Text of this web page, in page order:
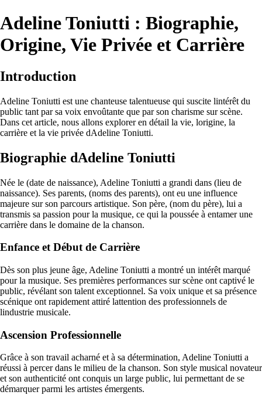
Adeline Toniutti : Biographie,
Origine, Vie Privée et Carrière
Introduction
Adeline Toniutti est une chanteuse talentueuse qui suscite lintérêt du
public tant par sa voix envoûtante que par son charisme sur scène.
Dans cet article, nous allons explorer en détail la vie, lorigine, la
carrière et la vie privée dAdeline Toniutti.
Biographie dAdeline Toniutti
Née le (date de naissance), Adeline Toniutti a grandi dans (lieu de
naissance). Ses parents, (noms des parents), ont eu une influence
majeure sur son parcours artistique. Son père, (nom du père), lui a
transmis sa passion pour la musique, ce qui la poussée à entamer une
carrière dans le domaine de la chanson.
Enfance et Début de Carrière
Dès son plus jeune âge, Adeline Toniutti a montré un intérêt marqué
pour la musique. Ses premières performances sur scène ont captivé le
public, révélant son talent exceptionnel. Sa voix unique et sa présence
scénique ont rapidement attiré lattention des professionnels de
lindustrie musicale.
Ascension Professionnelle
Grâce à son travail acharné et à sa détermination, Adeline Toniutti a
réussi à percer dans le milieu de la chanson. Son style musical novateur
et son authenticité ont conquis un large public, lui permettant de se
démarquer parmi les artistes émergents.